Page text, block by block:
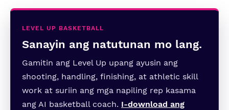
LEVEL UP BASKETBALL
Sanayin ang natutunan mo lang.
Gamitin ang Level Up upang ayusin ang
shooting, handling, finishing, at athletic skill
work at suriin ang mga napiling rep kasama
ang AI basketball coach. I-download ang